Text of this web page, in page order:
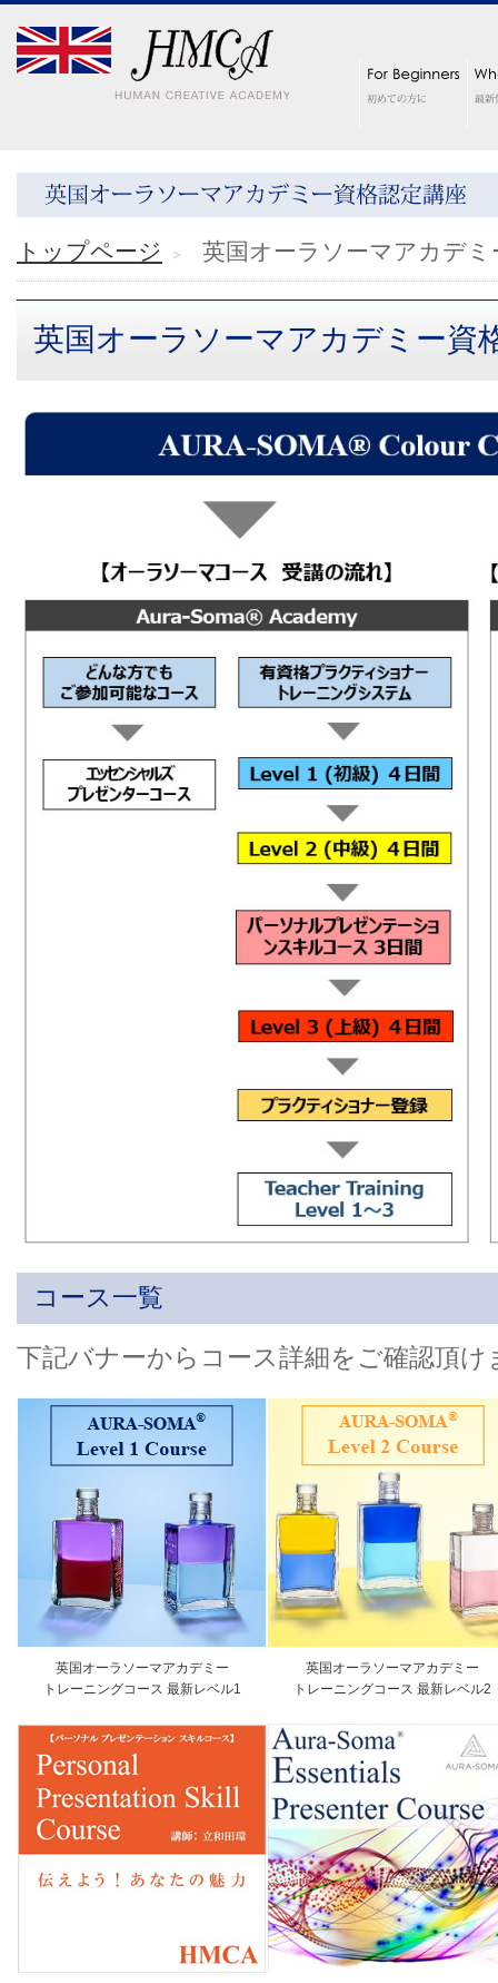
トップページ 英国オーラソーマアカデミ
英国オーラソーマアカデミー資
コース一覧
下記バナーからコース詳細をご確認頂け
英国オーラソーマアカデミー
トレーニングコース 最新レベル1
英国オーラソーマアカデミー
トレーニングコース 最新レベル2